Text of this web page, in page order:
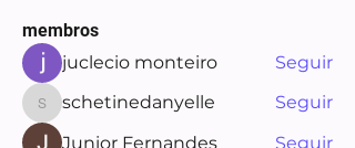
membros
juclecio monteiro
Seguir
schetinedanyelle
schetinedanyelle
Seguir
Junior Fernandes
Seguir